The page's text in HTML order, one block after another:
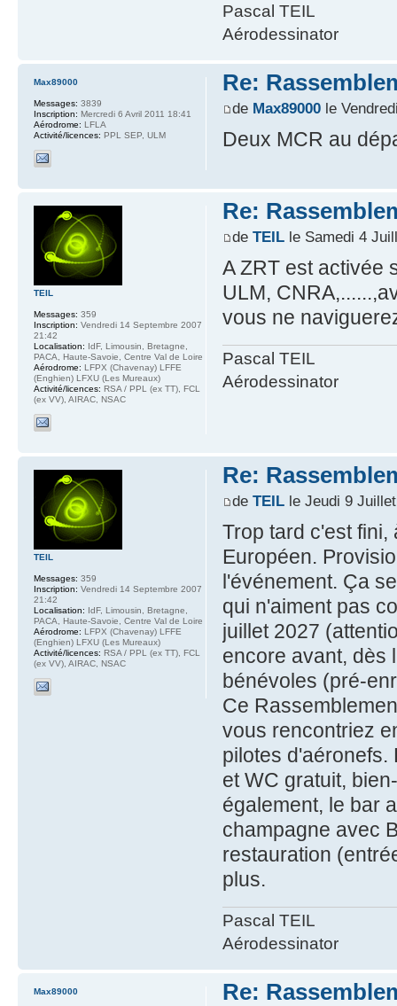
Pascal TEIL
Aérodessinator
Re:
de Max89000le
Deux MCR au
Max89000
Messages: 3839
Inscription: Mercredi 6 Avril 2011 18:41
Aérodrome: LFLA
Activité/licences: PPL SEP, ULM
Re:
de TEILle Samedi 4
A ZRT est activée
ULM,
vous ne
Pascal TEIL
Aérodessinator
TEIL
Messages: 359
Inscription: Vendredi 14 Septembre 2007
21:42
Localisation: IdF, Limousin, Bretagne,
PACA, Haute-Savoie, Centre Val de Loire
Aérodrome: LFPX (Chavenay) LFFE
(Enghien) LFXU (Les Mureaux)
Activité/licences: RSA / PPL (ex TT), FCL
(ex VV), AIRAC, NSAC
Re:
de TEILle Jeudi 9
Trop tard c'est
Européen.
l'événement. Ça
qui n'aiment pas
juillet 2027
encore avant, dès
bénévoles (pré-
Ce
vous rencontriez
pilotes d'aéronefs.
et WC gratuit,
également, le bar
champagne avec
restauration
plus.
Pascal TEIL
Aérodessinator
TEIL
Messages: 359
Inscription: Vendredi 14 Septembre 2007
21:42
Localisation: IdF, Limousin, Bretagne,
PACA, Haute-Savoie, Centre Val de Loire
Aérodrome: LFPX (Chavenay) LFFE
(Enghien) LFXU (Les Mureaux)
Activité/licences: RSA / PPL (ex TT), FCL
(ex VV), AIRAC, NSAC
Re:
Max89000